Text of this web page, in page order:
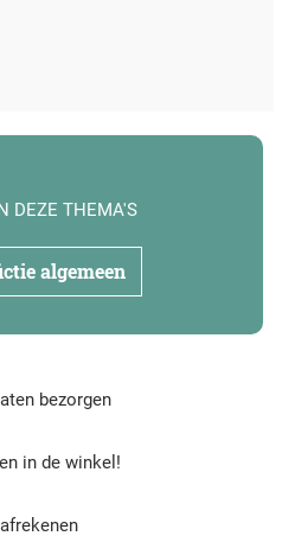
algemeen
DEZE THEMA'S
bezorgen
in de winkel!